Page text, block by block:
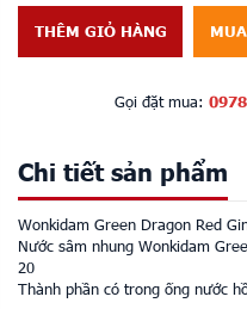
THÊM GIỎ HÀNG
Gọi đặt mua:
Chi tiết sản phẩm
Wonkidam Green Dragon Red
Nước sâm nhung Wonkidam
20
Thành phần có trong ống nước